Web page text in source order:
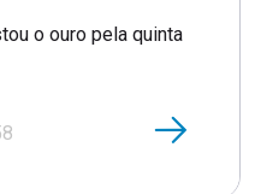
o ouro pela quinta